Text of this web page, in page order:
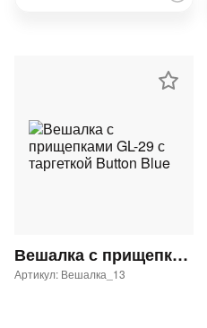
Вешалка с прищепками GL-29 с таргеткой Button Blue
Артикул: Вешалка_13